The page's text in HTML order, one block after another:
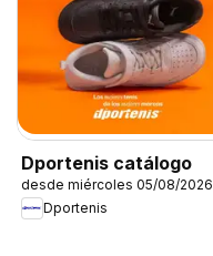
Dportenis catálogo
desde miércoles 05/08/2026
Dportenis